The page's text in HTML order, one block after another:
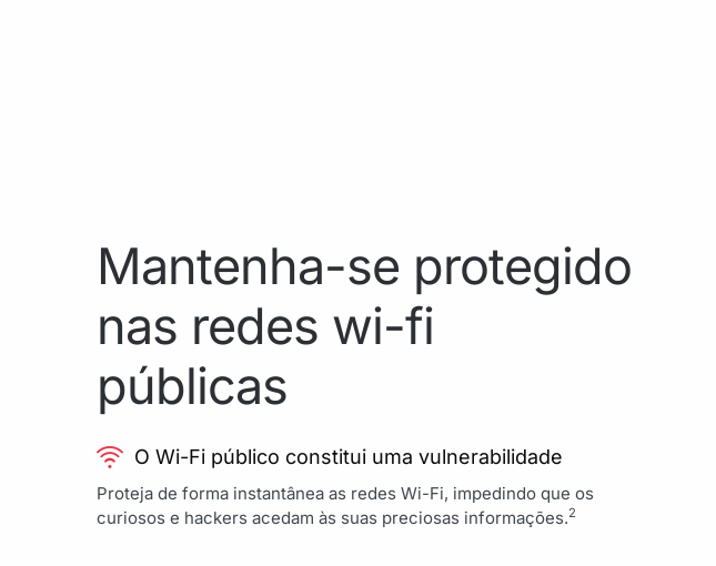
Mantenha-se protegido
nas redes wi-fi
públicas
O Wi-Fi público constitui uma vulnerabilidade
Proteja de forma instantânea as redes Wi-Fi, impedindo que os
curiosos e hackers acedam às suas preciosas informações.2